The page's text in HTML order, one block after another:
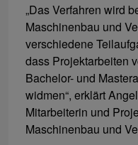
„Das Verfahren wird
Maschinenbau und
verschiedene
dass Projektarbeiten
Bachelor- und
widmen“, erklärt
Mitarbeiterin und
Maschinenbau und